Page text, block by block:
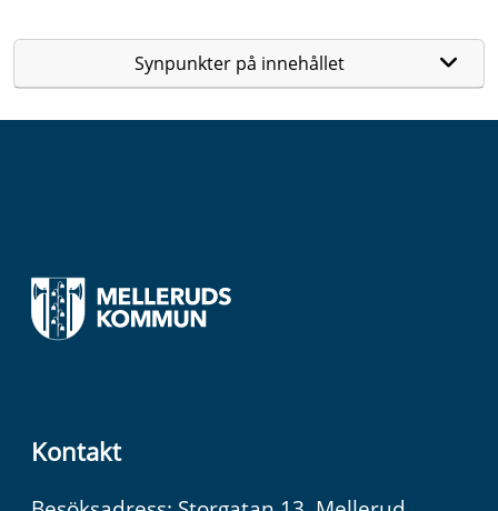
Synpunkter på innehållet
Kontakt